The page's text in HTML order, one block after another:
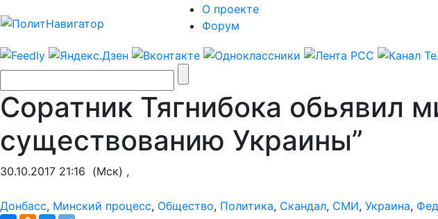
О проекте
Форум
Соратник Тягнибока обьявил
существованию Украины”
30.10.2017 21:16 (Мск) ,
Донбасс, Минский процесс, Общество, Политика, Скандал, СМИ, Украина,